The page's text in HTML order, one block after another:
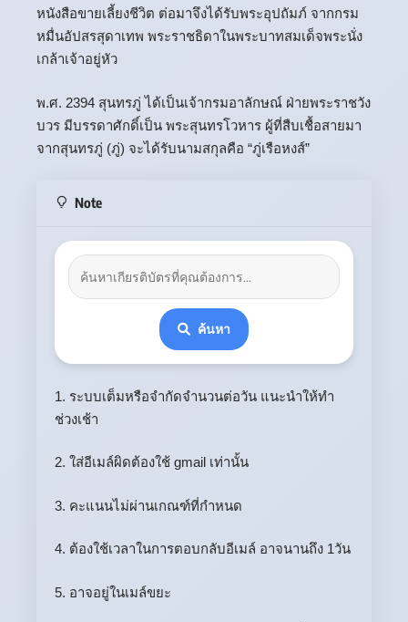
หนังสือขายเลี้ยงชีวิต ต่อมาจึงได้รับพระอุปถัมภ์ จากกรม
หมื่นอัปสรสุดาเทพ พระราชธิดาในพระบาทสมเด็จพระนั่ง
เกล้าเจ้าอยู่หัว
พ.ศ. 2394 สุนทรภู่ ได้เป็นเจ้ากรมอาลักษณ์ ฝ่ายพระราชวัง
บวร มีบรรดาศักดิ์เป็น พระสุนทรโวหาร ผู้ที่สืบเชื้อสายมา
จากสุนทรภู่ (ภู่) จะได้รับนามสกุลคือ “ภู่เรือหงส์”
Note
ค้นหา
1. ระบบเต็มหรือจำกัดจำนวนต่อวัน แนะนำให้ทำ
ช่วงเช้า
2. ใส่อีเมล์ผิดต้องใช้ gmail เท่านั้น
3. คะแนนไม่ผ่านเกณฑ์ที่กำหนด
4. ต้องใช้เวลาในการตอบกลับอีเมล์ อาจนานถึง 1วัน
5. อาจอยู่ในเมล์ขยะ